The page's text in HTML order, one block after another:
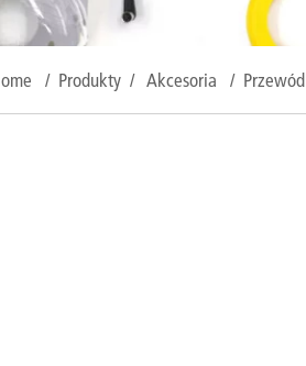
/ Produkty / Akcesoria / Przewód